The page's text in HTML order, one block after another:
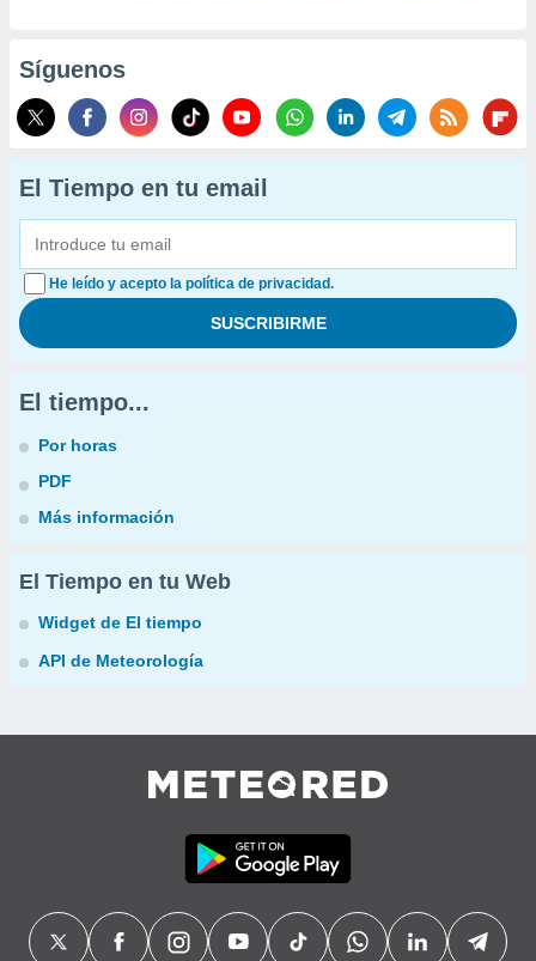
Síguenos
El Tiempo en tu email
He leído y acepto la política de privacidad.
El tiempo...
Por horas
PDF
Más información
El Tiempo en tu Web
Widget de El tiempo
API de Meteorología